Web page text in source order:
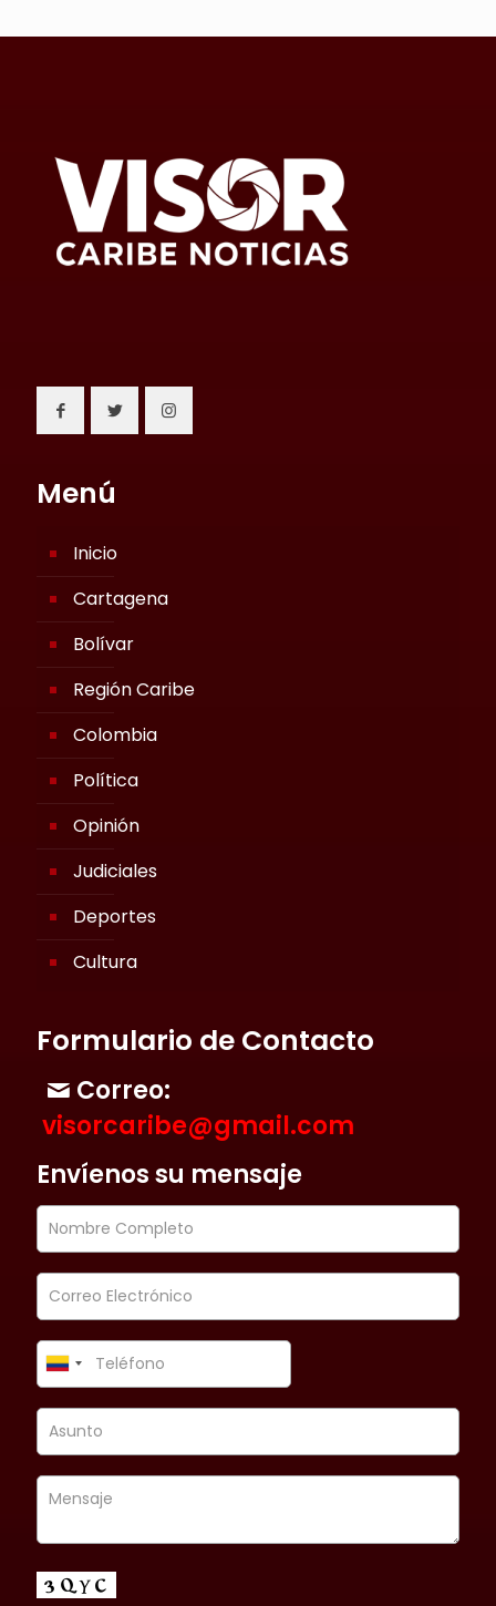
Menú
Inicio
Cartagena
Bolívar
Región Caribe
Colombia
Política
Opinión
Judiciales
Deportes
Cultura
Formulario de Contacto
Correo:
visorcaribe@gmail.com
Envíenos su mensaje